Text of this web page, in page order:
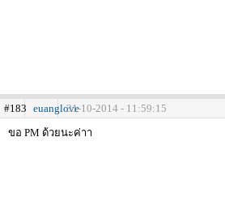
#183 euanglove31-10-2014 - 11:59:15
ขอ PM ด้วยนะค่าา